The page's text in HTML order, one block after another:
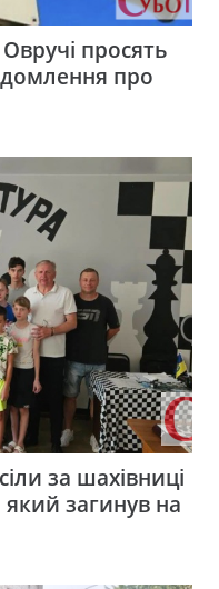
просять
про
за шахівниці
який загинув на